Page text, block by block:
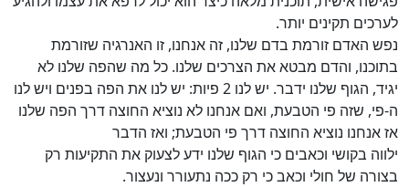
לערכים תקינים יותר.
נפש האדם זורמת בדם שלנו, זה אנחנו, זו האנרגיה שזורמת
בתוכנו, והדם מבטא את הצרכים שלנו. כל מה שהפה שלנו לא
יגיד, הגוף שלנו ידבר. יש לנו 2 פיות: יש לנו את הפה בפנים ויש לנו
ה-פי, שזה פי הטבעת, ואם אנחנו לא נוציא החוצה דרך הפה שלנו
אז אנחנו נוציא החוצה דרך פי הטבעת; ואז הדבר
ילווה בקושי וכאבים כי הגוף שלנו ידע לצעוק את התקיעות רק
בצורה של חולי וכאב כי רק ככה נתעורר ונעצור.